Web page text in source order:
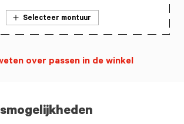
Selecteer montuur
over passen in de winkel